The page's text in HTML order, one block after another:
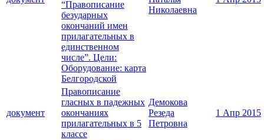
“Правописание
безударных
окончаний имен
прилагательных в
единственном
числе”. Цели:
Оборудование: карта
Белгородской
Николаевна
документ
Правописание
гласных в падежных
окончаниях
прилагательных в 5
классе
Демокова
Резеда
Петровна
1 Апр 2015